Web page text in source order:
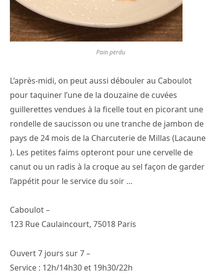
Pain perdu
L’après-midi, on peut aussi débouler au Caboulot
pour taquiner l’une de la douzaine de cuvées
guillerettes vendues à la ficelle tout en picorant une
rondelle de saucisson ou une tranche de jambon de
pays de 24 mois de la Charcuterie de Millas (Lacaune
). Les petites faims opteront pour une cervelle de
canut ou un radis à la croque au sel façon de garder
l’appétit pour le service du soir …
Caboulot –
123 Rue Caulaincourt, 75018 Paris
Ouvert 7 jours sur 7 –
Service : 12h/14h30 et 19h30/22h